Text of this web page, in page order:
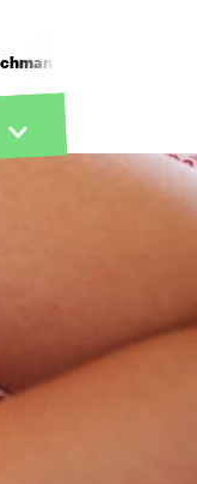
von Tommy